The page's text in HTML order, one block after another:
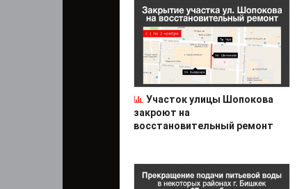
Участок улицы Шопокова
закроют на
восстановительный ремонт